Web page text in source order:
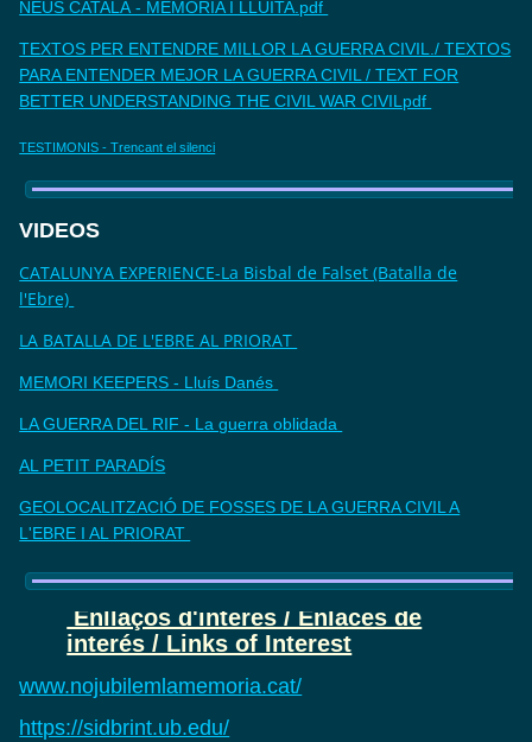
NEUS CATALÀ - MEMÒRIA I LLUITA.pdf
TEXTOS PER ENTENDRE MILLOR LA GUERRA CIVIL./ TEXTOS
PARA ENTENDER MEJOR LA GUERRA CIVIL / TEXT FOR
BETTER UNDERSTANDING THE CIVIL WAR CIVILpdf
TESTIMONIS - Trencant el silenci
VIDEOS
CATALUNYA EXPERIENCE-La Bisbal de Falset (Batalla de
l'Ebre)
LA BATALLA DE L'EBRE AL PRIORAT
MEMORI KEEPERS - Lluís Danés
LA GUERRA DEL RIF - La guerra oblidada
AL PETIT PARADÍS
GEOLOCALITZACIÓ DE FOSSES DE LA GUERRA CIVIL A
L'EBRE I AL PRIORAT
Enllaços d'interès / Enlaces de
interés / Links of Interest
www.nojubilemlamemoria.cat/
https://sidbrint.ub.edu/